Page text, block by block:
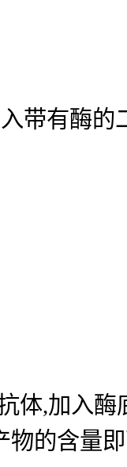
带有酶
体,加入
物的含量